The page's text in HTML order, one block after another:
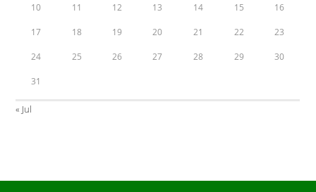
10 11 12 13 14 15 16
17 18 19 20 21 22 23
24 25 26 27 28 29 30
31
« Jul